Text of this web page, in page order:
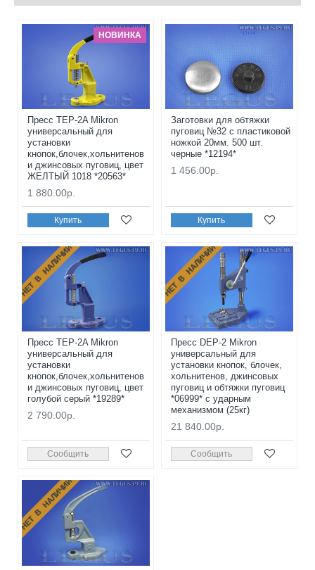
НОВИНКА
Пресс TEP-2A Mikron
универсальный для
установки
кнопок,блочек,хольнитенов
и джинсовых пуговиц, цвет
ЖЕЛТЫЙ 1018 *20563*
1 880.00р.
Купить
Заготовки для обтяжки
пуговиц №32 с пластиковой
ножкой 20мм. 500 шт.
черные *12194*
1 456.00р.
Купить
НЕТ В НАЛИЧИИ
Пресс TEP-2A Mikron
универсальный для
установки
кнопок,блочек,хольнитенов
и джинсовых пуговиц, цвет
голубой серый *19289*
2 790.00р.
Сообщить
НЕТ В НАЛИЧИИ
Пресс DEP-2 Mikron
универсальный для
установки кнопок, блочек,
хольнитенов, джинсовых
пуговиц и обтяжки пуговиц
*06999* с ударным
механизмом (25кг)
21 840.00р.
Сообщить
НЕТ В НАЛИЧИИ